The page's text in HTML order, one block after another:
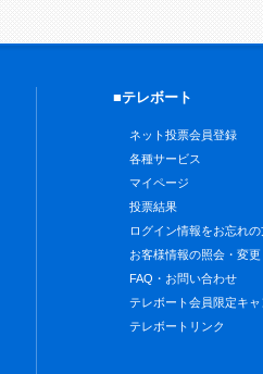
■テレボート
ネット投票会員登録
各種サービス
マイページ
投票結果
ログイン情報をお忘れの
お客様情報の照会・変更
FAQ・お問い合わせ
テレボート会員限定キャ
テレボートリンク